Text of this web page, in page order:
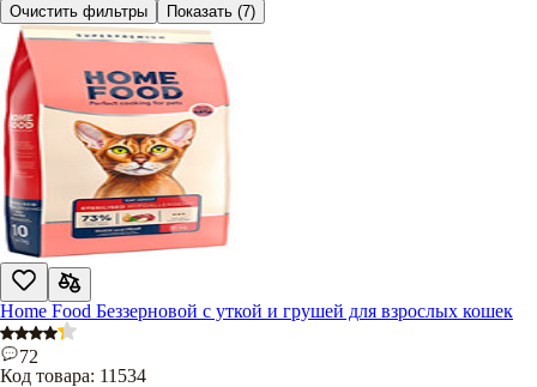
Очистить фильтры Показать (7)
Home Food Беззерновой с уткой и грушей для взрослых кошек
72
Код товара: 11534